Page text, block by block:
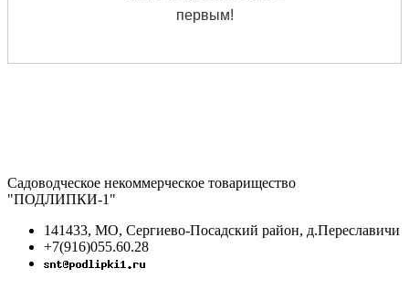
первым!
Садоводческое некоммерческое товарищество
"ПОДЛИПКИ-1"
141433, МО, Сергиево-Посадский район, д.Переславичи
+7(916)055.60.28